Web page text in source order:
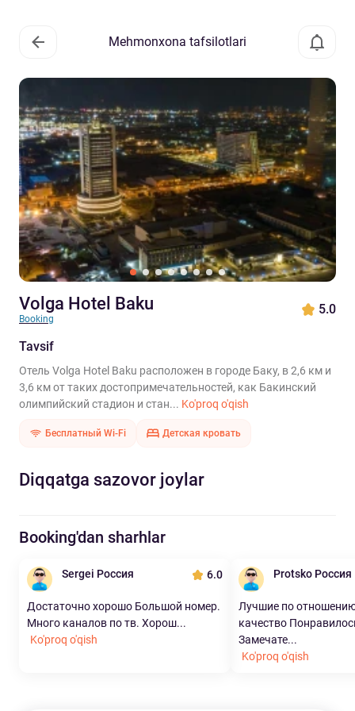
Mehmonxona tafsilotlari
Volga Hotel Baku
Booking
5.0
Tavsif
Отель Volga Hotel Baku расположен в городе Баку, в 2,6 км и
3,6 км от таких достопримечательностей, как Бакинский
олимпийский стадион и стан... Ko'proq o'qish
Бесплатный Wi-Fi Детская кровать
Diqqatga sazovor joylar
Booking'dan sharhlar
Sergei Россия 6.0
Достаточно хорошо Большой номер.
Много каналов по тв. Хорош...
Ko'proq o'qish
Protsko Россия
Лучшие по
качество
Замечате...
Ko'proq o'qish